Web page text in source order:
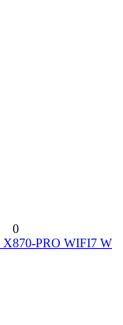
0
PRO WIFI7 W